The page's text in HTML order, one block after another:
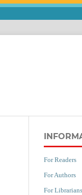
For Readers
For Authors
For Librarians